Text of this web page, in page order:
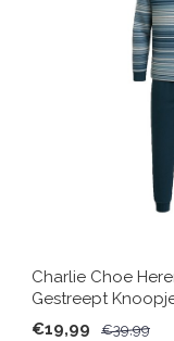
Charlie Choe
Gestreept
€19,99
€39,99